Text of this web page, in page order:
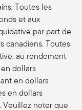
Toutes les
et aux
par part de
canadiens. Toutes
au rendement
dollars
en dollars
en dollars
Veuillez noter que